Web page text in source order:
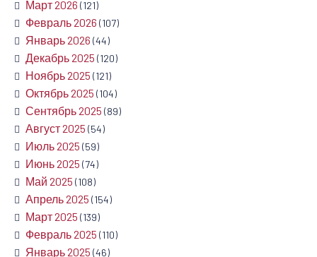
Март 2026 (121)
Февраль 2026 (107)
Январь 2026 (44)
Декабрь 2025 (120)
Ноябрь 2025 (121)
Октябрь 2025 (104)
Сентябрь 2025 (89)
Август 2025 (54)
Июль 2025 (59)
Июнь 2025 (74)
Май 2025 (108)
Апрель 2025 (154)
Март 2025 (139)
Февраль 2025 (110)
Январь 2025 (46)